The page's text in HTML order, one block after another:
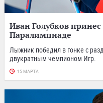
Иван Голубков
Паралимпиаде
Лыжник победил в гонке с
двукратным чемпионом Игр.
15 МАРТА